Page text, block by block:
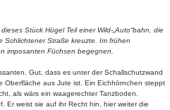
Stück Hügel Teil einer Wild-„Auto“bahn, die
Straße kreuzte. Im frühen
imposanten Füchsen begegnen.
Gut, dass es unter der Schallschutzwand
Oberfläche aus Jute ist. Ein Eichhörnchen steppt
als wärs ein waagerechter Tanzboden.
Er weist sie auf ihr Recht hin, hier weiter die